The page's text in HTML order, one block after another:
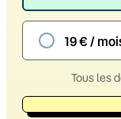
19 € /
Tous les